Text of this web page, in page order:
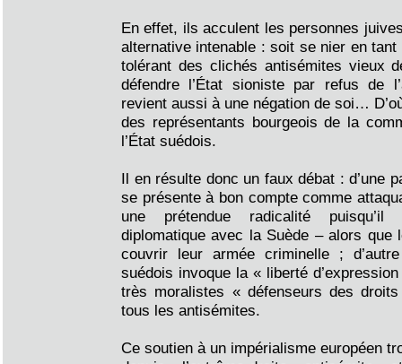
En effet, ils acculent les personnes
alternative intenable : soit se nier en
tolérant des clichés antisémites vieux
défendre l’État sioniste par refus de
revient aussi à une négation de soi…
des représentants bourgeois de la
l’État suédois.
Il en résulte donc un faux débat : d’une
se présente à bon compte comme
une prétendue radicalité
diplomatique avec la Suède – alors que
couvrir leur armée criminelle ;
suédois invoque la « liberté
très moralistes « défenseurs des
tous les antisémites.
Ce soutien à un impérialisme européen